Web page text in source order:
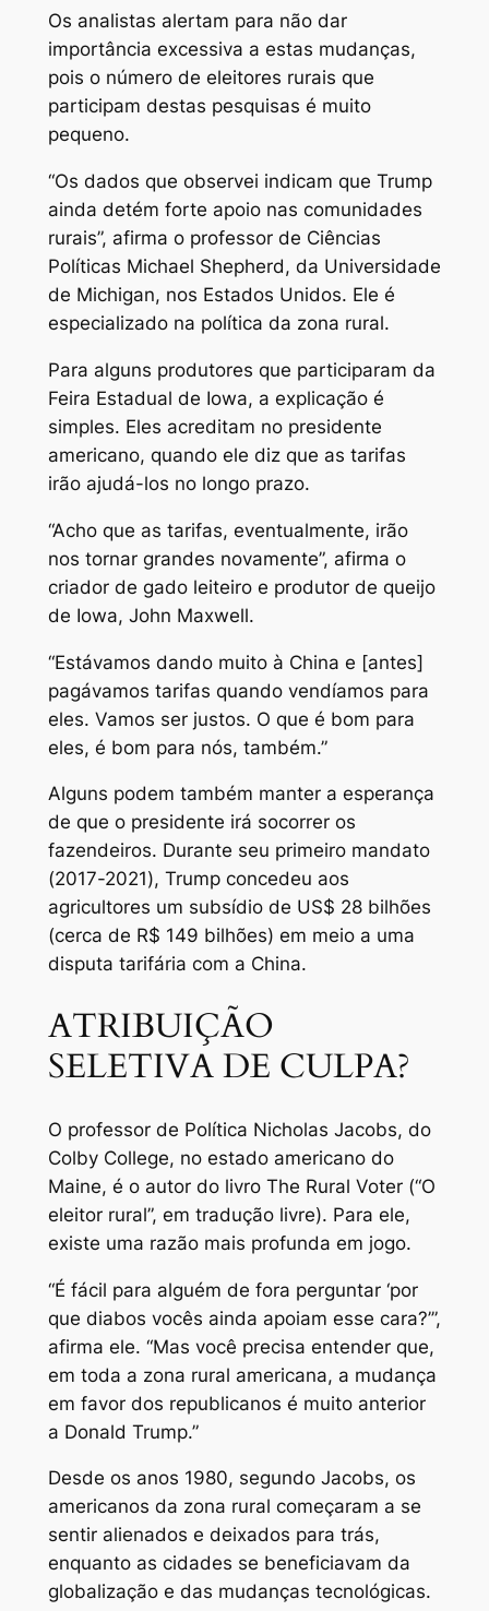
Os analistas alertam para não dar
importância excessiva a estas mudanças,
pois o número de eleitores rurais que
participam destas pesquisas é muito
pequeno.
“Os dados que observei indicam que Trump
ainda detém forte apoio nas comunidades
rurais”, afirma o professor de Ciências
Políticas Michael Shepherd, da Universidade
de Michigan, nos Estados Unidos. Ele é
especializado na política da zona rural.
Para alguns produtores que participaram da
Feira Estadual de Iowa, a explicação é
simples. Eles acreditam no presidente
americano, quando ele diz que as tarifas
irão ajudá-los no longo prazo.
“Acho que as tarifas, eventualmente, irão
nos tornar grandes novamente”, afirma o
criador de gado leiteiro e produtor de queijo
de Iowa, John Maxwell.
“Estávamos dando muito à China e [antes]
pagávamos tarifas quando vendíamos para
eles. Vamos ser justos. O que é bom para
eles, é bom para nós, também.”
Alguns podem também manter a esperança
de que o presidente irá socorrer os
fazendeiros. Durante seu primeiro mandato
(2017-2021), Trump concedeu aos
agricultores um subsídio de US$ 28 bilhões
(cerca de R$ 149 bilhões) em meio a uma
disputa tarifária com a China.
ATRIBUIÇÃO
SELETIVA DE CULPA?
O professor de Política Nicholas Jacobs, do
Colby College, no estado americano do
Maine, é o autor do livro The Rural Voter(“O
eleitor rural”, em tradução livre). Para ele,
existe uma razão mais profunda em jogo.
“É fácil para alguém de fora perguntar ‘por
que diabos vocês ainda apoiam esse cara?’”,
afirma ele. “Mas você precisa entender que,
em toda a zona rural americana, a mudança
em favor dos republicanos é muito anterior
a Donald Trump.”
Desde os anos 1980, segundo Jacobs, os
americanos da zona rural começaram a se
sentir alienados e deixados para trás,
enquanto as cidades se beneficiavam da
globalização e das mudanças tecnológicas.